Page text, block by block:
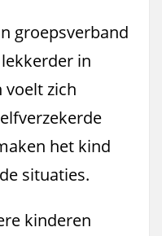
groepsverband
in
voelt zich
het kind
situaties.
kinderen